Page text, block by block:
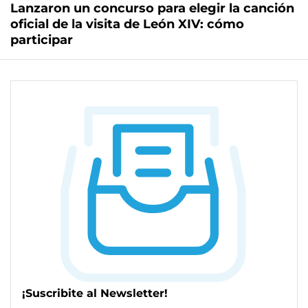
Lanzaron un concurso para elegir la canción
oficial de la visita de León XIV: cómo
participar
¡Suscribite al Newsletter!